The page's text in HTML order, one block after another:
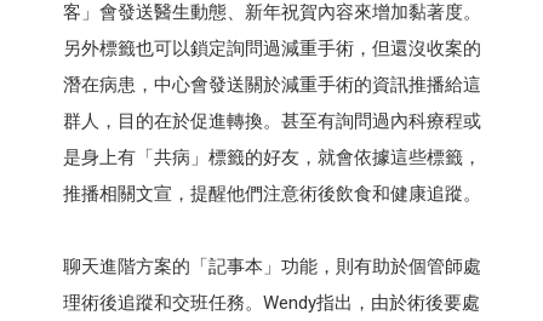
客」會發送醫生動態、新年祝賀內容來增加黏著度。
另外標籤也可以鎖定詢問過減重手術，但還沒收案的
潛在病患，中心會發送關於減重手術的資訊推播給這
群人，目的在於促進轉換。甚至有詢問過內科療程或
是身上有「共病」標籤的好友，就會依據這些標籤，
推播相關文宣，提醒他們注意術後飲食和健康追蹤。
聊天進階方案的「記事本」功能，則有助於個管師處
理術後追蹤和交班任務。Wendy指出，由於術後要處